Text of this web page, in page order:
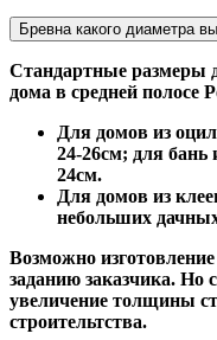
Бревна какого диаметра
Стандартные размеры
дома в средней полосе
Для домов из
24-26см; для
24см.
Для домов из
небольших
Возможно
заданию заказчика. Но
увеличение толщины
строительтства.